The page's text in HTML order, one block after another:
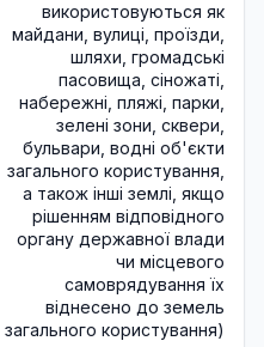
використовуються як
майдани, вулиці, проїзди,
шляхи, громадські
пасовища, сіножаті,
набережні, пляжі, парки,
зелені зони, сквери,
бульвари, водні об'єкти
загального користування,
а також інші землі, якщо
рішенням відповідного
органу державної влади
чи місцевого
самоврядування їх
віднесено до земель
загального користування)